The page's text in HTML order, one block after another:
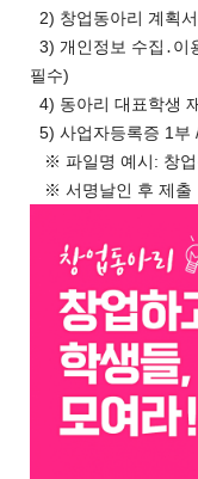
2) 창업동아리 계획
3) 개인정보 수집․이
필수)
4) 동아리 대표학생
5) 사업자등록증 1부
※ 파일명 예시: 창업
※ 서명날인 후 제출